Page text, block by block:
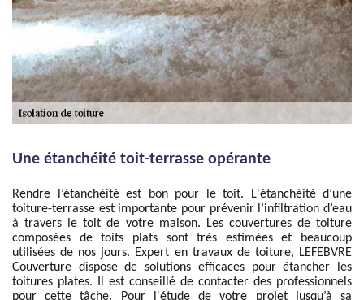
Une étanchéité toit-terrasse opérante
Rendre l’étanchéité est bon pour le toit. L'étanchéité d’une
toiture-terrasse est importante pour prévenir l’infiltration d’eau
à travers le toit de votre maison. Les couvertures de toiture
composées de toits plats sont très estimées et beaucoup
utilisées de nos jours. Expert en travaux de toiture, LEFEBVRE
Couverture dispose de solutions efficaces pour étancher les
toitures plates. Il est conseillé de contacter des professionnels
pour cette tâche. Pour l'étude de votre projet jusqu’à sa